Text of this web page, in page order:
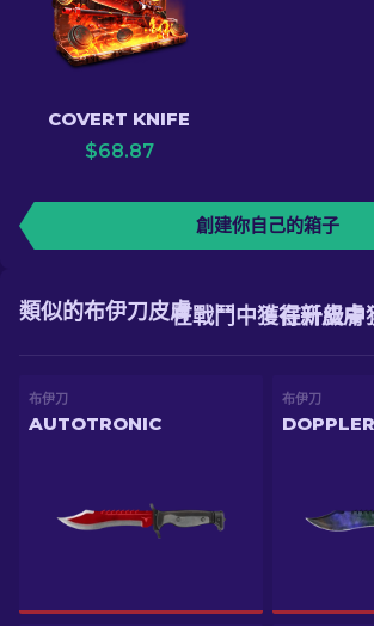
COVERT KNIFE
$68.87
創建你自己的箱子
在升級中
在戰鬥中獲得新皮膚
類似的布伊刀皮膚
布伊刀
AUTOTRONIC
布伊刀